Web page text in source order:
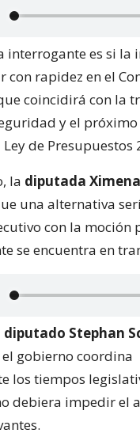
interrogante es si la
con rapidez en el
coincidirá con la
y el
de Presupuestos
la diputada
una alternativa
con la moción
se encuentra en
diputado Stephan
gobierno coordina
los tiempos
debiera impedir el